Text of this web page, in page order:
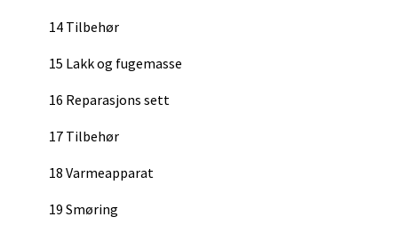
14 Tilbehør
15 Lakk og fugemasse
16 Reparasjons sett
17 Tilbehør
18 Varmeapparat
19 Smøring